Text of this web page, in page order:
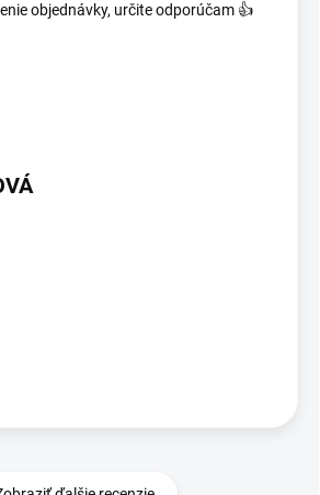
objednávky, určite odporúčam 👍